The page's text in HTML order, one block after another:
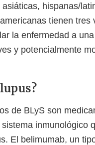
hispanas/
tienen
la enfermedad a
y potencialmente
de BLyS son
inmunológico
El belimumab, un